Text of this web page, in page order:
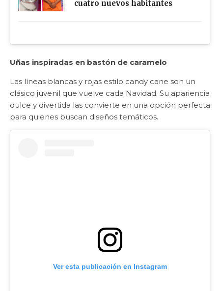
cuatro nuevos habitantes
Uñas inspiradas en bastón de caramelo
Las líneas blancas y rojas estilo candy cane son un
clásico juvenil que vuelve cada Navidad. Su apariencia
dulce y divertida las convierte en una opción perfecta
para quienes buscan diseños temáticos.
Ver esta publicación en Instagram